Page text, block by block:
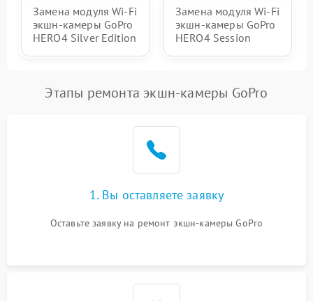
Замена модуля Wi-Fi
экшн-камеры GoPro
HERO4 Silver Edition
Замена модуля Wi-Fi
экшн-камеры GoPro
HERO4 Session
Этапы ремонта экшн-камеры GoPro
1. Вы оставляете заявку
Оставьте заявку на ремонт экшн-камеры GoPro